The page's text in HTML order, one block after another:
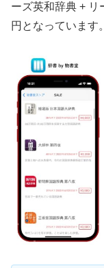
ーズ英和辞典 +
円となっています。